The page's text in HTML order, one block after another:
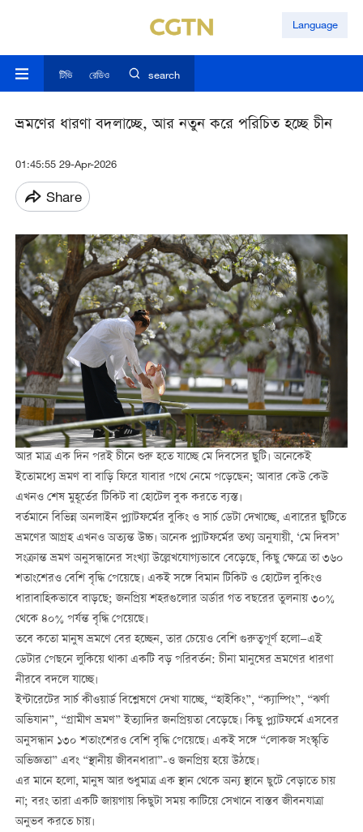
Language
টিভি রেডিও search
ভ্রমণের ধারণা বদলাচ্ছে, আর নতুন করে পরিচিত হচ্ছে চীন
01:45:55 29-Apr-2026
Share
আর মাত্র এক দিন পরই চীনে শুরু হতে যাচ্ছে মে দিবসের ছুটি। অনেকেই
ইতোমধ্যে ভ্রমণ বা বাড়ি ফিরে যাবার পথে নেমে পড়েছেন; আবার কেউ কেউ
এখনও শেষ মুহূর্তের টিকিট বা হোটেল বুক করতে ব্যস্ত।
বর্তমানে বিভিন্ন অনলাইন প্ল্যাটফর্মের বুকিং ও সার্চ ডেটা দেখাচ্ছে, এবারের ছুটিতে
ভ্রমণের আগ্রহ এখনও অত্যন্ত উচ্চ। অনেক প্ল্যাটফর্মের তথ্য অনুযায়ী, ‘মে দিবস’
সংক্রান্ত ভ্রমণ অনুসন্ধানের সংখ্যা উল্লেখযোগ্যভাবে বেড়েছে, কিছু ক্ষেত্রে তা ৩৬০
শতাংশেরও বেশি বৃদ্ধি পেয়েছে। একই সঙ্গে বিমান টিকিট ও হোটেল বুকিংও
ধারাবাহিকভাবে বাড়ছে; জনপ্রিয় শহরগুলোর অর্ডার গত বছরের তুলনায় ৩০%
থেকে ৪০% পর্যন্ত বৃদ্ধি পেয়েছে।
তবে কতো মানুষ ভ্রমণে বের হচ্ছেন, তার চেয়েও বেশি গুরুত্বপূর্ণ হলো—এই
ডেটার পেছনে লুকিয়ে থাকা একটি বড় পরিবর্তন: চীনা মানুষের ভ্রমণের ধারণা
নীরবে বদলে যাচ্ছে।
ইন্টারেটের সার্চ কীওয়ার্ড বিশ্লেষণে দেখা যাচ্ছে, “হাইকিং”, “ক্যাম্পিং”, “ঝর্ণা
অভিযান”, “গ্রামীণ ভ্রমণ” ইত্যাদির জনপ্রিয়তা বেড়েছে। কিছু প্ল্যাটফর্মে এসবের
অনুসন্ধান ১৩০ শতাংশেরও বেশি বৃদ্ধি পেয়েছে। একই সঙ্গে “লোকজ সংস্কৃতি
অভিজ্ঞতা” এবং “স্থানীয় জীবনধারা”-ও জনপ্রিয় হয়ে উঠছে।
এর মানে হলো, মানুষ আর শুধুমাত্র এক স্থান থেকে অন্য স্থানে ছুটে বেড়াতে চায়
না; বরং তারা একটি জায়গায় কিছুটা সময় কাটিয়ে সেখানে বাস্তব জীবনযাত্রা
অনুভব করতে চায়।